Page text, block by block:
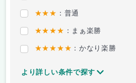
★★★ ：普通
★★★★ ：まぁ楽勝
★★★★★ ：かなり楽勝
より詳しい条件で探す